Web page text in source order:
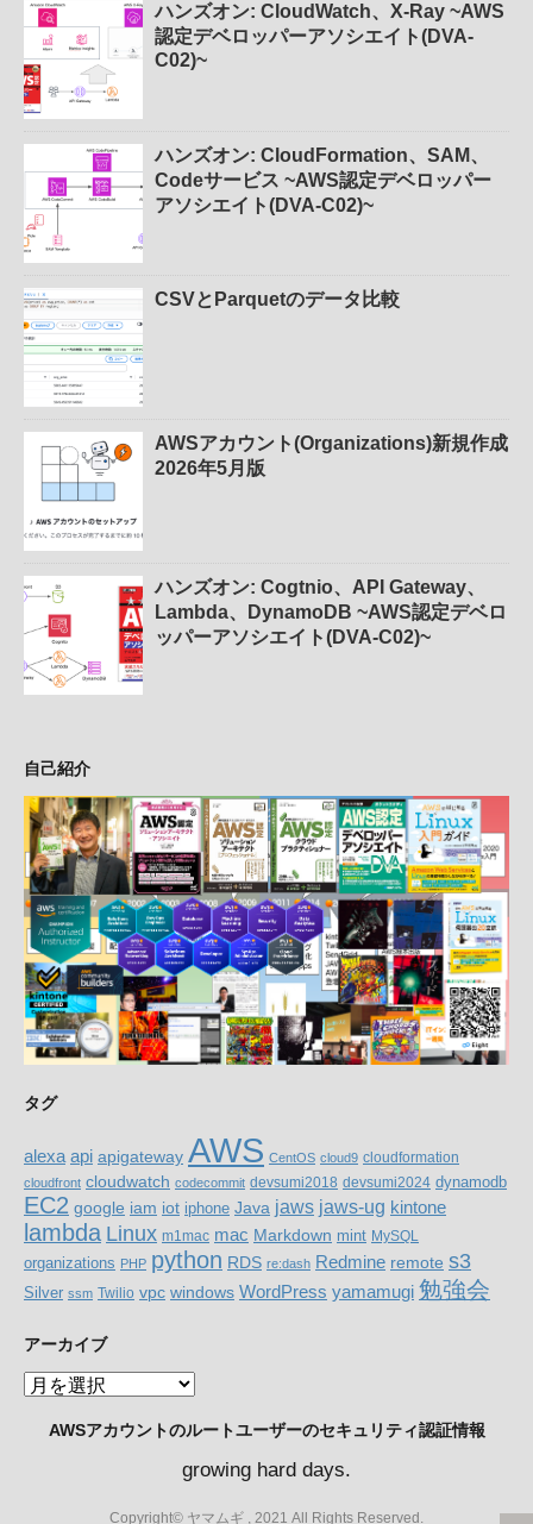
ハンズオン: CloudWatch、X-Ray ~AWS
認定デベロッパーアソシエイト(DVA-
C02)~
ハンズオン: CloudFormation、SAM、
Codeサービス ~AWS認定デベロッパー
アソシエイト(DVA-C02)~
CSVとParquetのデータ比較
AWSアカウント(Organizations)新規作成
2026年5月版
ハンズオン: Cogtnio、API Gateway、
Lambda、DynamoDB ~AWS認定デベロ
ッパーアソシエイト(DVA-C02)~
自己紹介
タグ
alexa api apigateway AWS CentOS cloud9 cloudformation
cloudfront cloudwatch codecommit devsumi2018 devsumi2024 dynamodb
EC2 google iam iot iphone Java jaws jaws-ug kintone
lambda Linux m1mac mac Markdown mint MySQL
organizations PHP python RDS re:dash Redmine remote s3
Silver ssm Twilio vpc windows WordPress yamamugi 勉強会
アーカイブ
ア
AWSアカウントのルートユーザーのセキュリティ認証情報
growing hard days.
Copyright© ヤマムギ , 2021 All Rights Reserved.